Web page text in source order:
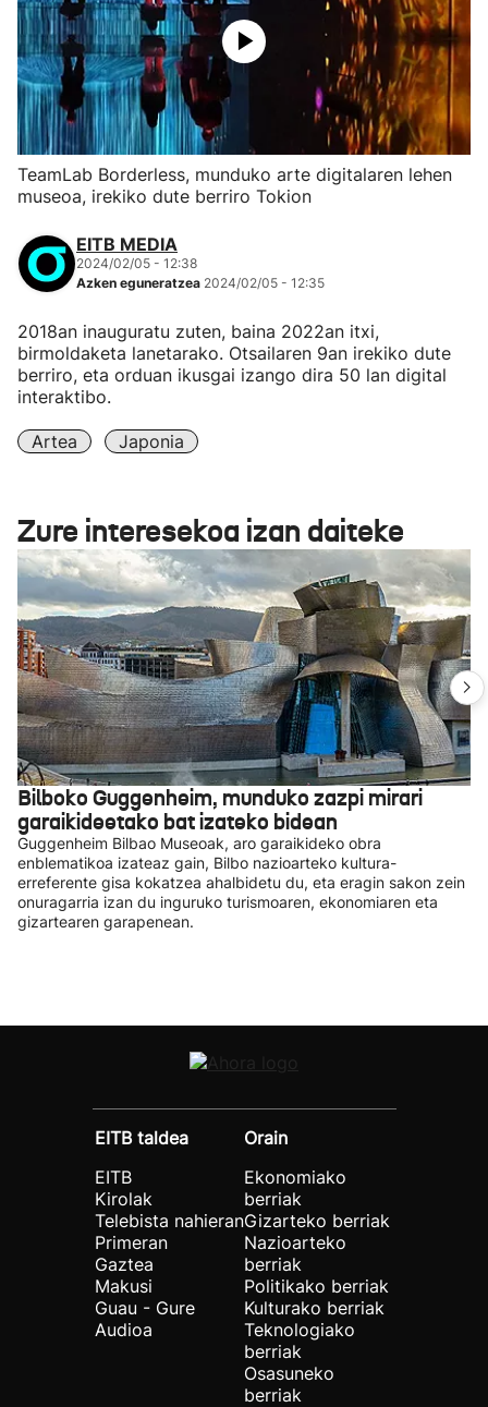
TeamLab Borderless, munduko arte digitalaren lehen
museoa, irekiko dute berriro Tokion
EITB MEDIA
2024/02/05 - 12:38
Azken eguneratzea 2024/02/05 - 12:35
2018an inauguratu zuten, baina 2022an itxi,
birmoldaketa lanetarako. Otsailaren 9an irekiko dute
berriro, eta orduan ikusgai izango dira 50 lan digital
interaktibo.
Artea Japonia
Zure interesekoa izan daiteke
Bilboko Guggenheim, munduko zazpi mirari
garaikideetako bat izateko bidean
Guggenheim Bilbao Museoak, aro garaikideko obra
enblematikoa izateaz gain, Bilbo nazioarteko kultura-
erreferente gisa kokatzea ahalbidetu du, eta eragin sakon zein
onuragarria izan du inguruko turismoaren, ekonomiaren eta
gizartearen garapenean.
EITB taldea
EITB
Kirolak
Telebista nahieran
Primeran
Gaztea
Makusi
Guau - Gure
Audioa
Orain
Ekonomiako
berriak
Gizarteko berriak
Nazioarteko
berriak
Politikako berriak
Kulturako berriak
Teknologiako
berriak
Osasuneko
berriak